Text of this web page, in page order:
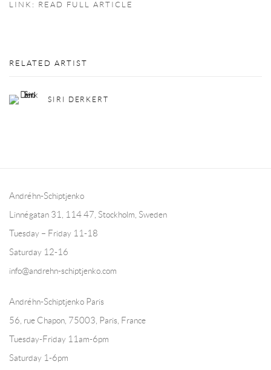
LINK: READ FULL ARTICLE
RELATED ARTIST
SIRI DERKERT
Andréhn-Schiptjenko
Linnégatan 31, 114 47, Stockholm, Sweden
Tuesday – Friday 11-18
Saturday 12-16
info@andrehn-schiptjenko.com
Andréhn-Schiptjenko Paris
56, rue Chapon, 75003, Paris, France
Tuesday-Friday 11am-6pm
Saturday 1-6pm